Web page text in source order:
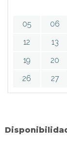
05
06
12
13
19
20
26
27